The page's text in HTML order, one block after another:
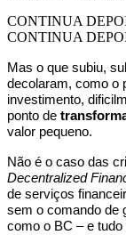
CONTINUA
CONTINUA
Mas o que subiu,
decolaram, como o
investimento,
ponto de
valor pequeno.
Não é o caso das
Decentralized
de serviços
sem o comando de
como o BC – e